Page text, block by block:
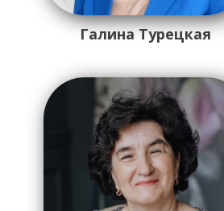
Галина Турецкая